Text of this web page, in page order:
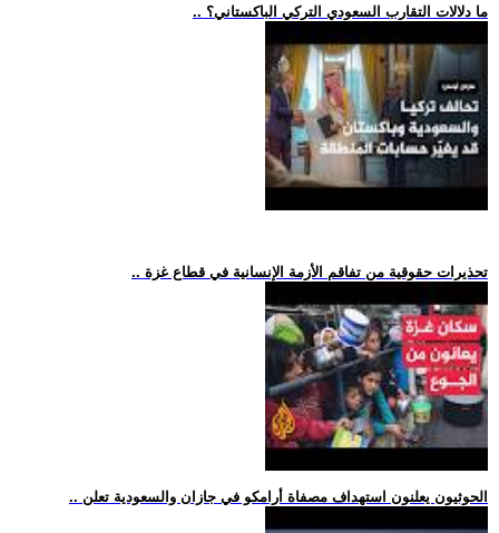
.. ما دلالات التقارب السعودي التركي الباكستاني؟
.. تحذيرات حقوقية من تفاقم الأزمة الإنسانية في قطاع غزة
.. الحوثيون يعلنون استهداف مصفاة أرامكو في جازان والسعودية تعلن